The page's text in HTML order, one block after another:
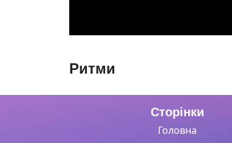
Ритми
Сторінки
Головна